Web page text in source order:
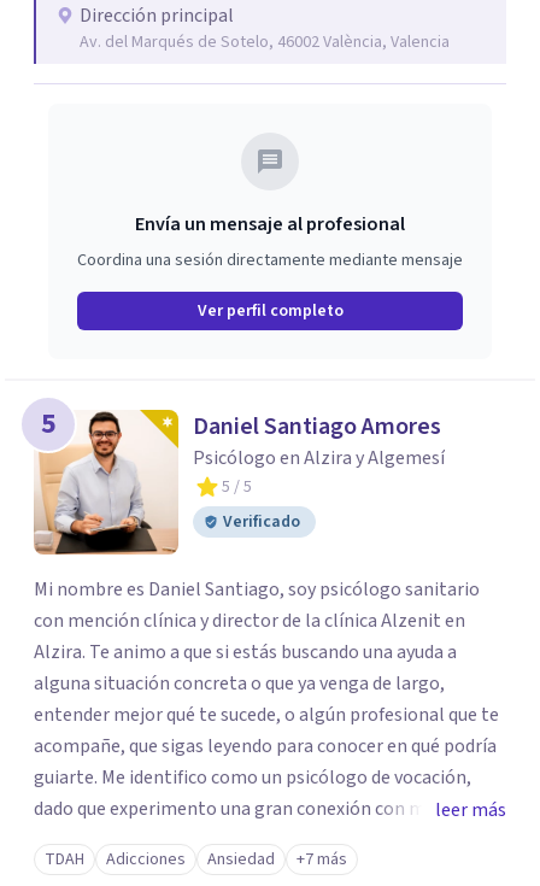
cambio» en la 88.8 Fm abordando temas de actualidad e
interes sobre psicología. Centro sanitario habilitado por
la Consellería de Sanidad de la C.Valenciana. Imparten
de Valencia. Recibe el distintivo como entidad aherida al
Prevención de Conductas Adictivas en niños y jóvenes.
Dirección principal
Av. del Marqués de Sotelo, 46002 València, Valencia
Envía un mensaje al profesional
Coordina una sesión directamente mediante mensaje
Ver perfil completo
5 Daniel Santiago Amores
Psicólogo en Alzira y Algemesí
5 / 5
Verificado
Mi nombre es Daniel Santiago, soy psicólogo sanitario
con mención clínica y director de la clínica Alzenit en
Alzira. Te animo a que si estás buscando una ayuda a
alguna situación concreta o que ya venga de largo,
entender mejor qué te sucede, o algún profesional que te
acompañe, que sigas leyendo para conocer en qué podría
guiarte. Me identifico como un psicólogo de vocación,
dado que experimento una gran conexión con mi
profesión, considerándola una de mis mayores pasiones.
Cuando alguien acude a mi consulta lo veo como un reto
leer más
TDAH Adicciones Ansiedad +7 más